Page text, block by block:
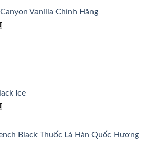
Vanilla Chính Hãng
Ice
Black Thuốc Lá Hàn Quốc Hương